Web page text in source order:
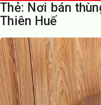
Thẻ: Nơi bán
Thiên Huế